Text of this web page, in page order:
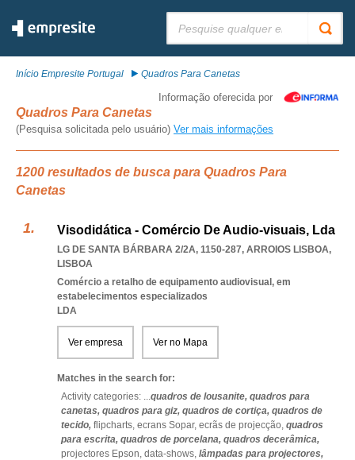
Início Empresite Portugal Quadros Para Canetas
Informação oferecida por
Quadros Para Canetas
(Pesquisa solicitada pelo usuário) Ver mais informações
1200 resultados de busca para Quadros Para
Canetas
Visodidática - Comércio De Audio-visuais, Lda
LG DE SANTA BÁRBARA 2/2A, 1150-287, ARROIOS LISBOA,
LISBOA
Comércio a retalho de equipamento audiovisual, em
estabelecimentos especializados
LDA
Ver empresa Ver no Mapa
Matches in the search for:
Activity categories: ...quadros de lousanite, quadros para
canetas, quadros para giz, quadros de cortiça, quadros de
tecido, flipcharts, ecrans Sopar, ecrãs de projecção, quadros
para escrita, quadros de porcelana, quadros decerâmica,
projectores Epson, data-shows, lâmpadas para projectores,